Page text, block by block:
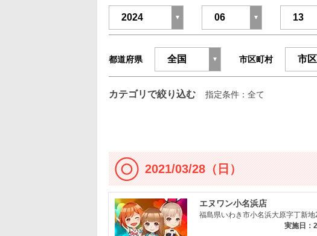
都道府県 市区町村
カテゴリで絞り込む 指定条件：全て
2021/03/28（日）
エヌワン小名浜店
福島県いわき市小名浜大原字丁新地
実施日：